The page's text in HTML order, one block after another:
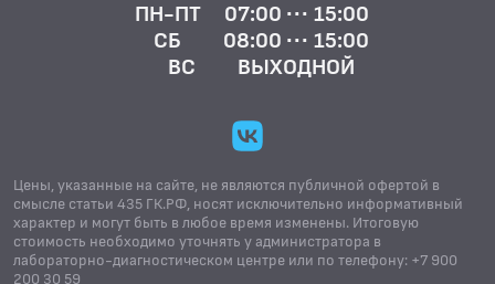
ПН-ПТ
07:00 ··· 15:00
СБ
08:00 ··· 15:00
ВС
ВЫХОДНОЙ
Цены, указанные на сайте, не являются публичной офертой в
смысле статьи 435 ГК.РФ, носят исключительно информативный
характер и могут быть в любое время изменены. Итоговую
стоимость необходимо уточнять у администратора в
лабораторно-диагностическом центре или по телефону: +7 900
200 30 59